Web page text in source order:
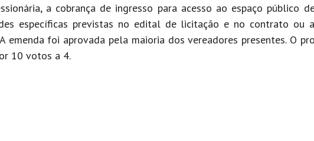
a cobrança de ingresso para acesso ao espaço público
específicas previstas no edital de licitação e no contrato ou
emenda foi aprovada pela maioria dos vereadores presentes. O
10 votos a 4.